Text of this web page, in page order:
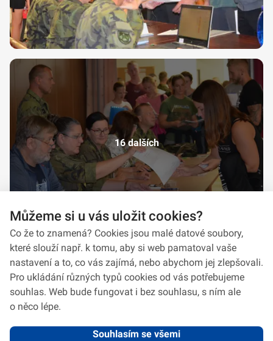
16 dalších
Můžeme si u vás uložit cookies?
Co že to znamená? Cookies jsou malé datové soubory,
které slouží např. k tomu, aby si web pamatoval vaše
nastavení a to, co vás zajímá, nebo abychom jej zlepšovali.
Pro ukládání různých typů cookies od vás potřebujeme
souhlas. Web bude fungovat i bez souhlasu, s ním ale
o něco lépe.
Souhlasím se všemi